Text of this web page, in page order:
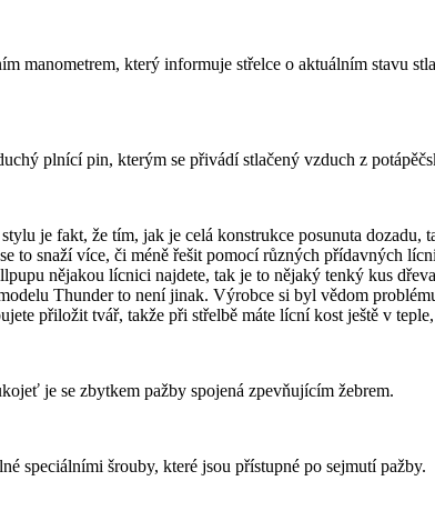
manometrem, který informuje střelce o aktuálním stavu
plnící pin, kterým se přivádí stlačený vzduch z
je fakt, že tím, jak je celá konstrukce posunuta dozadu,
to snaží více, či méně řešit pomocí různých přídavných
nějakou lícnici najdete, tak je to nějaký tenký kus
Thunder to není jinak. Výrobce si byl vědom
přiložit tvář, takže při střelbě máte lícní kost ještě v
je se zbytkem pažby spojená zpevňujícím žebrem.
speciálními šrouby, které jsou přístupné po sejmutí pažby.